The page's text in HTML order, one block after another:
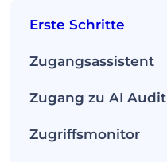
Erste Schritte
Zugangsassistent
Zugang zu AI Audit
Zugriffsmonitor